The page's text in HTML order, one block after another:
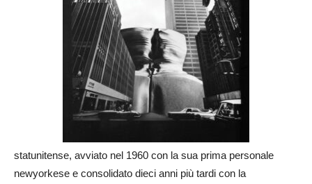
statunitense, avviato nel 1960 con la sua prima personale
newyorkese e consolidato dieci anni più tardi con la